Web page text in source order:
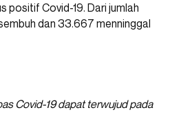
positif Covid-19. Dari jumlah
dan 33.667 menninggal
Covid-19 dapat terwujud pada